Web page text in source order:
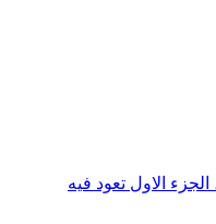
الاول تعود فيه